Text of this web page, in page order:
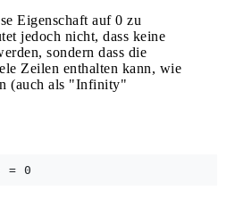
Eigenschaft auf 0 zu
jedoch nicht, dass keine
sondern dass die
Zeilen enthalten kann, wie
(auch als "Infinity"